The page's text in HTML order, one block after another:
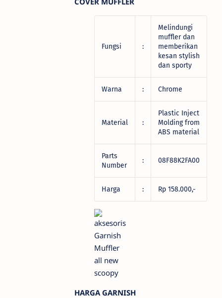
Fungsi :
Melindungi
muffler dan
memberikan
kesan stylish
dan sporty
Warna : Chrome
Material :
Plastic Inject
Molding from
ABS material
Parts
Number
: 08F88K2FA00
Harga : Rp 158.000,-
HARGA GARNISH